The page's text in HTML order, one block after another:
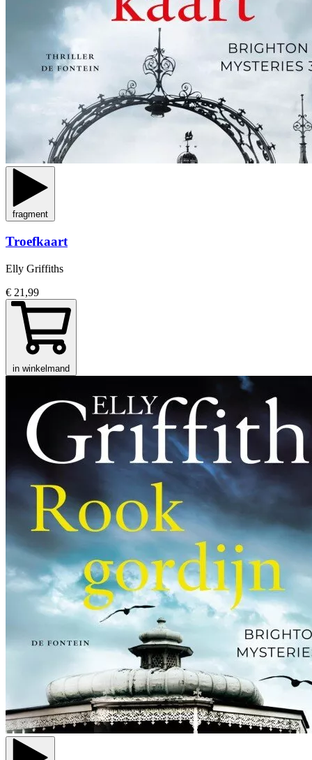
fragment
Troefkaart
Elly Griffiths
€ 21,99
in winkelmand